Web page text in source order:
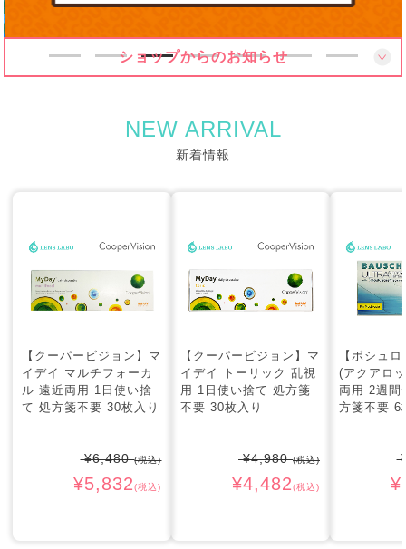
ショップからのお知らせ
NEW ARRIVAL
新着情報
【クーパービジョン】マ
イデイ マルチフォーカ
ル 遠近両用 1日使い捨
て 処方箋不要 30枚入り
¥6,480(税込)
¥5,832(税込)
【クーパービジョン】マ
イデイ トーリック 乱視
用 1日使い捨て 処方箋
不要 30枚入り
¥4,980(税込)
¥4,482(税込)
【ボシュ
(アクアロ
両用 2週間
方箋不要 6